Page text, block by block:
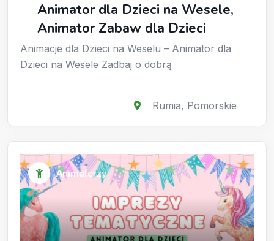
Animator dla Dzieci na Wesele,
Animator Zabaw dla Dzieci
Animacje dla Dzieci na Weselu – Animator dla
Dzieci na Wesele Zadbaj o dobrą
Rumia, Pomorskie
Animatorzy